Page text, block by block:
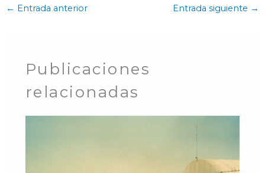
← Entrada anterior Entrada siguiente →
Publicaciones
relacionadas